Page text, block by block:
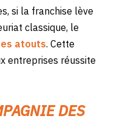
si la franchise lève
classique, le
atouts. Cette
entreprises réussite
DES